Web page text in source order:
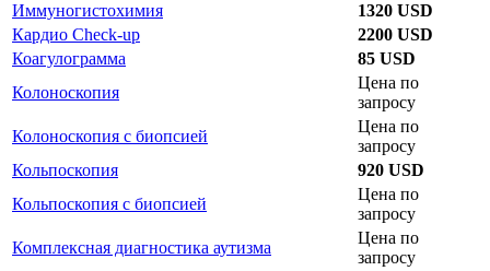
Иммуногистохимия
1320 USD
Кардио Check-up
2200 USD
Коагулограмма
85 USD
Колоноскопия
Цена по
запросу
Колоноскопия с биопсией
Цена по
запросу
Кольпоскопия
920 USD
Кольпоскопия с биопсией
Цена по
запросу
Комплексная диагностика аутизма
Цена по
запросу